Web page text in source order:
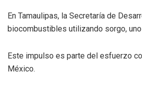
En Tamaulipas, la Secretaría de
biocombustibles utilizando sorgo,
Este impulso es parte del esfuerzo
México.